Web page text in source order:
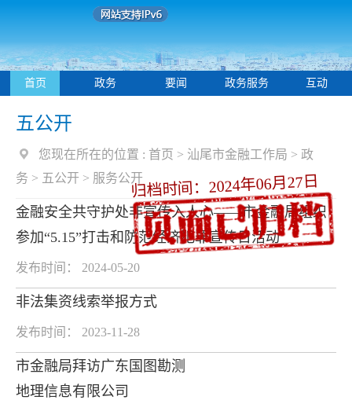
归档时间：2024年06月27日
首页 政务 要闻 政务服务 互动
五公开
您现在所在的位置 : 首页 > 汕尾市金融工作局 > 政
务 > 五公开 > 服务公开
金融安全共守护处非宣传入人心——市金融局组织
参加“5.15”打击和防范经济犯罪宣传日活动
发布时间： 2024-05-20
非法集资线索举报方式
发布时间： 2023-11-28
市金融局拜访广东国图勘测
地理信息有限公司